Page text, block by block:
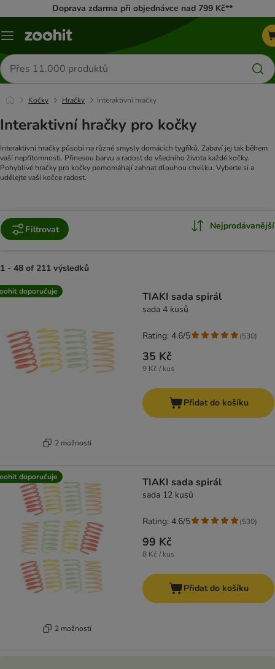
Doprava zdarma při objednávce nad 799 Kč**
Menu
Hledat
produkty
Kočky Hračky Interaktivní hračky
Interaktivní hračky pro kočky
Interaktivní hračky působí na různé smysly domácích tygříků. Zabaví jej tak během
vaší nepřítomnosti. Přinesou barvu a radost do všedního života každé kočky.
Pohyblivé hračky pro kočky pomomáhají zahnat dlouhou chvilku. Vyberte si a
udělejte vaší kočce radost.
Filtrovat Nejprodávanější
1 - 48 of 211 výsledků
product items have been changed
doporučuje
2 možností
TIAKI sada spirál
sada 4 kusů
35 Kč
9 Kč / kus
Rating: 4.6/5 (530)
Přidat do košíku
doporučuje
2 možností
TIAKI sada spirál
sada 12 kusů
99 Kč
8 Kč / kus
Rating: 4.6/5 (530)
Přidat do košíku